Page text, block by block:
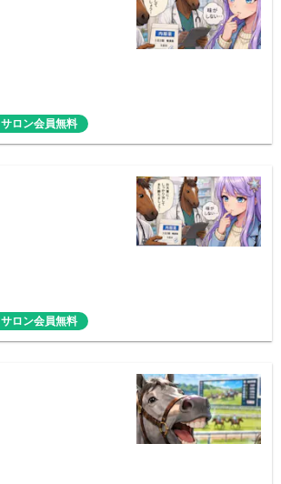
サロン会員無料
サロン会員無料